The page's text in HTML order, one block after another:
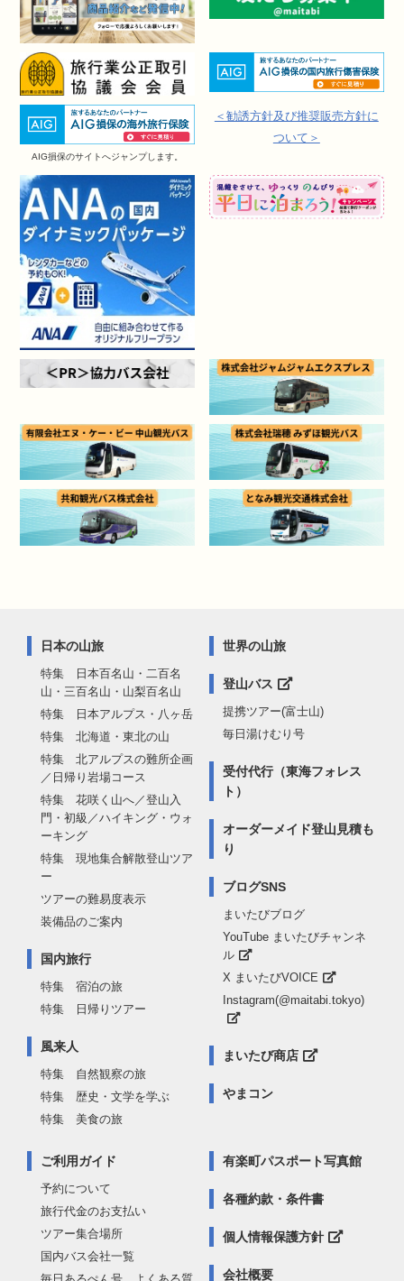
AIG損保のサイトへジャンプします。
＜勧誘方針及び推奨販売方針に
ついて＞
日本の山旅
特集 日本百名山・二百名
山・三百名山・山梨百名山
特集 日本アルプス・八ヶ岳
特集 北海道・東北の山
特集 北アルプスの難所企画
／日帰り岩場コース
特集 花咲く山へ／登山入
門・初級／ハイキング・ウォ
ーキング
特集 現地集合解散登山ツア
ー
ツアーの難易度表示
装備品のご案内
国内旅行
特集 宿泊の旅
特集 日帰りツアー
風来人
特集 自然観察の旅
特集 歴史・文学を学ぶ
特集 美食の旅
世界の山旅
登山バス
提携ツアー(富士山)
毎日湯けむり号
受付代行（東海フォレス
ト）
オーダーメイド登山見積も
り
ブログSNS
まいたびブログ
YouTube まいたびチャンネ
ル
X まいたびVOICE
Instagram(@maitabi.tokyo)
まいたび商店
やまコン
ご利用ガイド
予約について
旅行代金のお支払い
ツアー集合場所
国内バス会社一覧
有楽町パスポート写真館
各種約款・条件書
個人情報保護方針
会社概要